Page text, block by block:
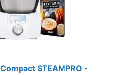
Compact STEAMPRO -